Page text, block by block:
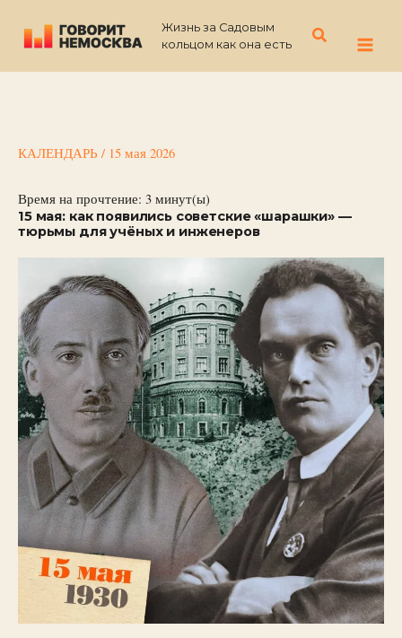
содержимому
Жизнь за Садовым
кольцом как она есть
Поиск
КАЛЕНДАРЬ / 15 мая 2026
Время на прочтение: 3 минут(ы)
15 мая: как появились советские «шарашки» —
тюрьмы для учёных и инженеров